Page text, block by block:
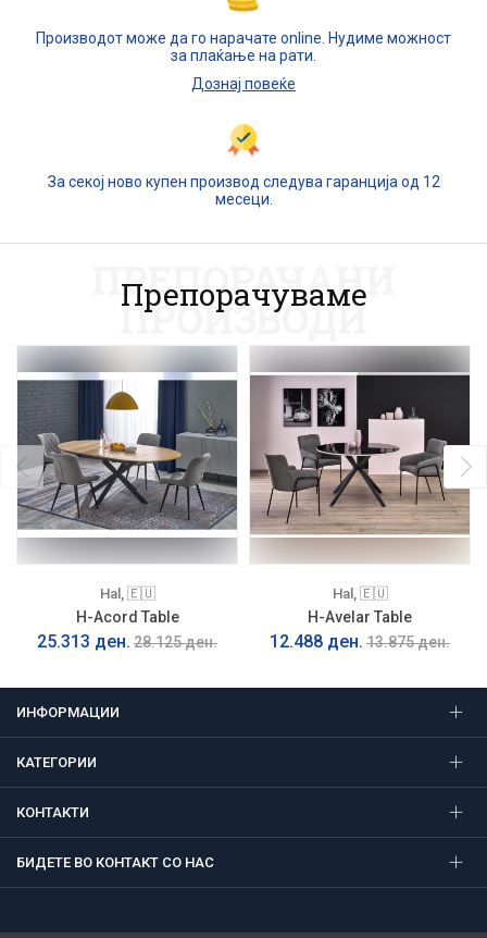
Производот може да го нарачате online. Нудиме можност
за плаќање на рати.
Дознај повеќе
За секој ново купен производ следува гаранција од 12
месеци.
Препорачуваме
ПРЕПОРАЧАНИ
ПРОИЗВОДИ
Hal, 🇪🇺
H-Acord Table
25.313 ден. 28.125 ден.
Hal, 🇪🇺
H-Avelar Table
12.488 ден. 13.875 ден.
ИНФОРМАЦИИ
КАТЕГОРИИ
КОНТАКТИ
БИДЕТЕ ВО КОНТАКТ СО НАС